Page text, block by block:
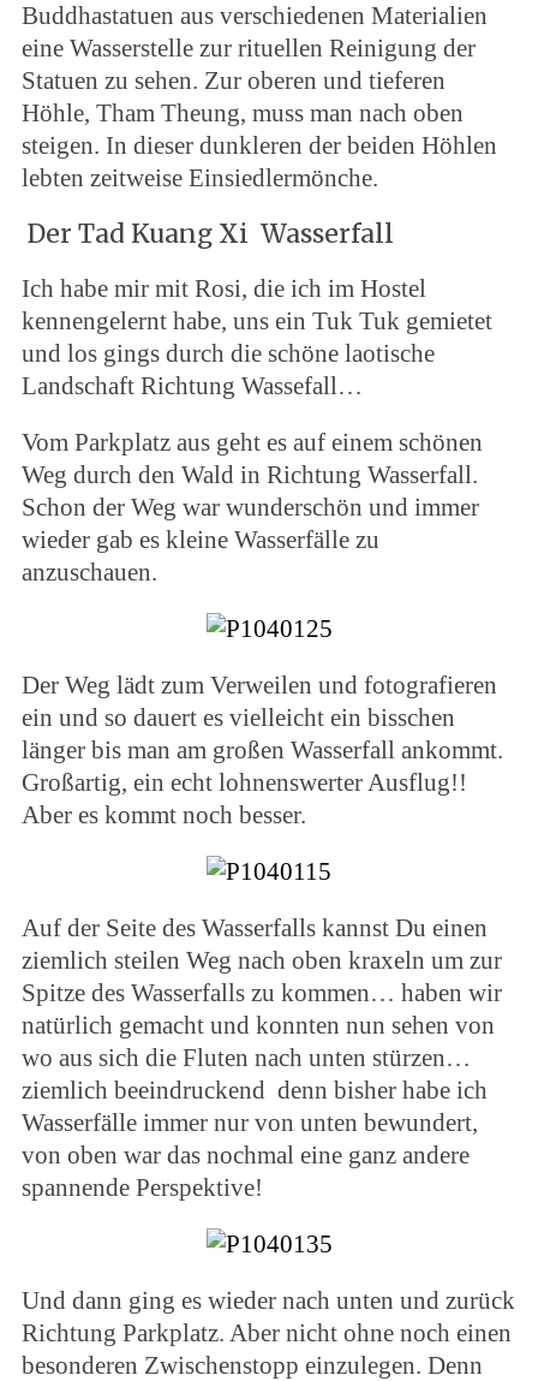
Buddhastatuen aus verschiedenen Materialien
eine Wasserstelle zur rituellen Reinigung der
Statuen zu sehen. Zur oberen und tieferen
Höhle, Tham Theung, muss man nach oben
steigen. In dieser dunkleren der beiden Höhlen
lebten zeitweise Einsiedlermönche.
Der Tad Kuang Xi Wasserfall
Ich habe mir mit Rosi, die ich im Hostel
kennengelernt habe, uns ein Tuk Tuk gemietet
und los gings durch die schöne laotische
Landschaft Richtung Wassefall…
Vom Parkplatz aus geht es auf einem schönen
Weg durch den Wald in Richtung Wasserfall.
Schon der Weg war wunderschön und immer
wieder gab es kleine Wasserfälle zu
anzuschauen.
Der Weg lädt zum Verweilen und fotografieren
ein und so dauert es vielleicht ein bisschen
länger bis man am großen Wasserfall ankommt.
Großartig, ein echt lohnenswerter Ausflug!!
Aber es kommt noch besser.
Auf der Seite des Wasserfalls kannst Du einen
ziemlich steilen Weg nach oben kraxeln um zur
Spitze des Wasserfalls zu kommen… haben wir
natürlich gemacht und konnten nun sehen von
wo aus sich die Fluten nach unten stürzen…
ziemlich beeindruckend denn bisher habe ich
Wasserfälle immer nur von unten bewundert,
von oben war das nochmal eine ganz andere
spannende Perspektive!
Und dann ging es wieder nach unten und zurück
Richtung Parkplatz. Aber nicht ohne noch einen
besonderen Zwischenstopp einzulegen. Denn